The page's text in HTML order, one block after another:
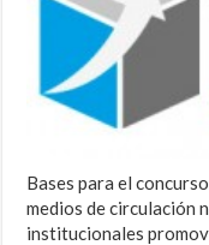
Bases para el
medios de circulación
institucionales